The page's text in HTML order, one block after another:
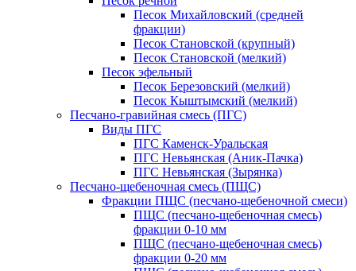
Песок Михайловский (средней
фракции)
Песок Становской (крупный)
Песок Становской (мелкий)
Песок эфельный
Песок Березовский (мелкий)
Песок Кыштымский (мелкий)
Песчано-гравийная смесь (ПГС)
Виды ПГС
ПГС Каменск-Уральская
ПГС Невьянская (Аник-Пачка)
ПГС Невьянская (Зырянка)
Песчано-щебеночная смесь (ПЩС)
Фракции ПЩС (песчано-щебеночной смеси)
ПЩС (песчано-щебеночная смесь)
фракции 0-10 мм
ПЩС (песчано-щебеночная смесь)
фракции 0-20 мм